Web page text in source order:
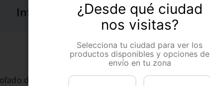
Información Adicional
de Res por 400 g
¿Desde qué ciudad
nos visitas?
Selecciona tu ciudad para ver los
productos disponibles y opciones de
envío en tu zona